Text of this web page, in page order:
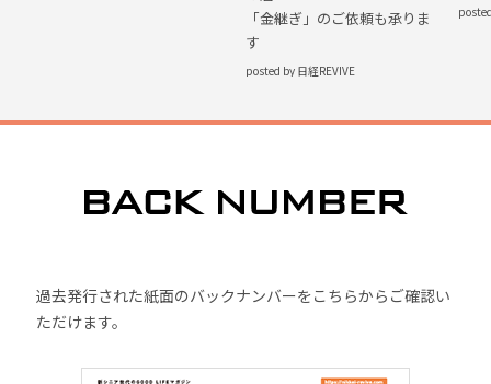
「金継ぎ」のご依頼も承りま
す
posted by 日経REVIVE
過去発行された紙面のバックナンバーをこちらからご確認い
ただけます。